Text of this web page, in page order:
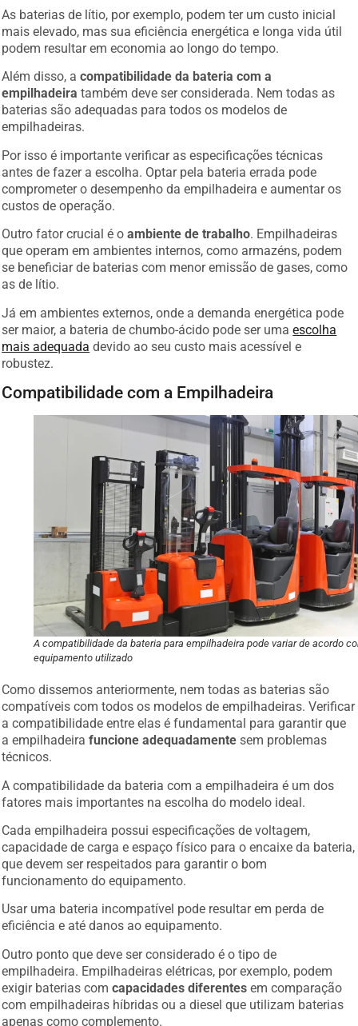
As baterias de lítio, por exemplo, podem ter um custo inicial
mais elevado, mas sua eficiência energética e longa vida útil
podem resultar em economia ao longo do tempo.
Além disso, acompatibilidade da bateria com a
empilhadeira também deve ser considerada. Nem todas as
baterias são adequadas para todos os modelos de
empilhadeiras.
Por isso é importante verificar as especificações técnicas
antes de fazer a escolha. Optar pela bateria errada pode
comprometer o desempenho da empilhadeira e aumentar os
custos de operação.
Outro fator crucial é oambiente de trabalho . Empilhadeiras
que operam em ambientes internos, como armazéns, podem
se beneficiar de baterias com menor emissão de gases, como
as de lítio.
Já em ambientes externos, onde a demanda energética pode
ser maior, a bateria de chumbo-ácido pode ser uma escolha
mais adequada devido ao seu custo mais acessível e
robustez.
Compatibilidade com a Empilhadeira
A compatibilidade da bateria para empilhadeira pode variar de acordo
equipamento utilizado
Como dissemos anteriormente, nem todas as baterias são
compatíveis com todos os modelos de empilhadeiras. Verificar
a compatibilidade entre elas é fundamental para garantir que
a empilhadeirafuncione adequadamente sem problemas
técnicos.
A compatibilidade da bateria com a empilhadeira é um dos
fatores mais importantes na escolha do modelo ideal.
Cada empilhadeira possui especificações de voltagem,
capacidade de carga e espaço físico para o encaixe da bateria,
que devem ser respeitados para garantir o bom
funcionamento do equipamento.
Usar uma bateria incompatível pode resultar em perda de
eficiência e até danos ao equipamento.
Outro ponto que deve ser considerado é o tipo de
empilhadeira. Empilhadeiras elétricas, por exemplo, podem
exigir baterias comcapacidades diferentes em comparação
com empilhadeiras híbridas ou a diesel que utilizam baterias
apenas como complemento.